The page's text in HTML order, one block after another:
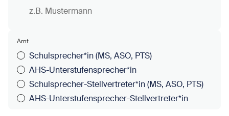
Amt
Schulsprecher*in (MS, ASO, PTS)
AHS-Unterstufensprecher*in
Schulsprecher-Stellvertreter*in (MS, ASO, PTS)
AHS-Unterstufensprecher-Stellvertreter*in